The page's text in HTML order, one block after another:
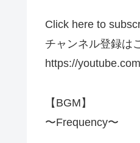
Click here to
チャンネル登録は
https://
【BGM】
〜Frequency〜